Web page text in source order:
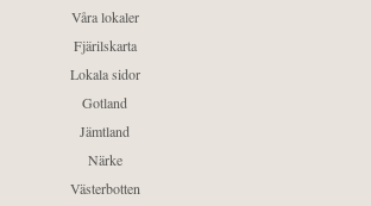
Våra lokaler
Fjärilskarta
Lokala sidor
Gotland
Jämtland
Närke
Västerbotten